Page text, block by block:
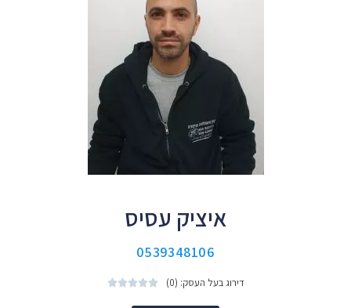
איציק עסיס
0539348106
דירוג בעל העסק: (0) 



